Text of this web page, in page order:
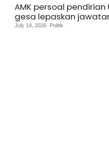
AMK persoal pendirian
gesa lepaskan
July 19, 2026· Politik